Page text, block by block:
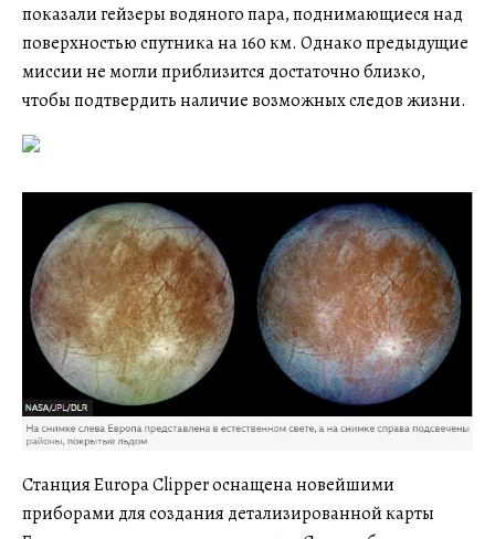
показали гейзеры водяного пара, поднимающиеся над
поверхностью спутника на 160 км. Однако предыдущие
миссии не могли приблизится достаточно близко,
чтобы подтвердить наличие возможных следов жизни.
Станция Europa Clipper оснащена новейшими
приборами для создания детализированной карты